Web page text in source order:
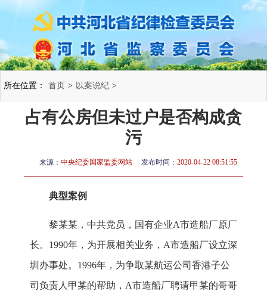
所在位置： 首页 > 以案说纪 >
占有公房但未过户是否构成贪
污
来源： 中央纪委国家监委网站 发布时间： 2020-04-22 08:51:55
典型案例
黎某某，中共党员，国有企业A市造船厂原厂
长。1990年，为开展相关业务，A市造船厂设立深
圳办事处。1996年，为争取某航运公司香港子公
司负责人甲某的帮助，A市造船厂聘请甲某的哥哥